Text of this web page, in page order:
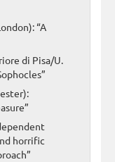
“A
di Pisa/U.
horrific